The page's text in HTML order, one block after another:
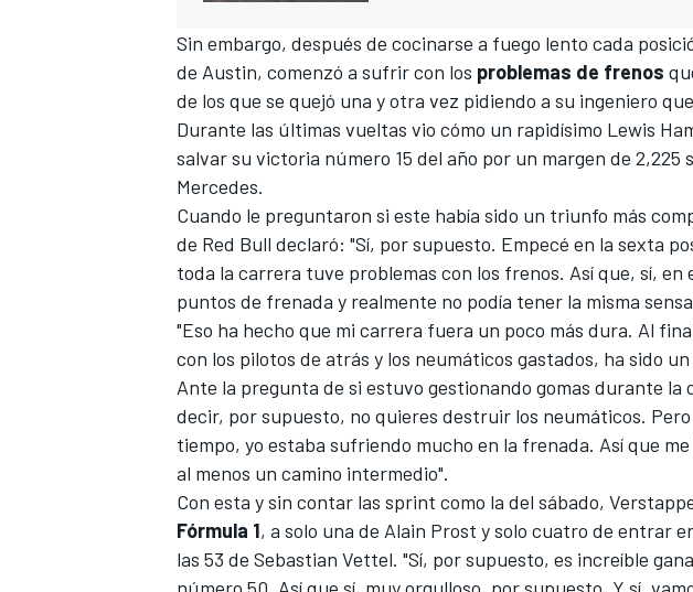
Sin embargo, después de cocinarse a fuego lento cada
de Austin, comenzó a sufrir con los problemas de frenos
de los que se quejó una y otra vez pidiendo a su ingeniero
Durante las últimas vueltas vio cómo un rapidísimo Lewis
salvar su victoria número 15 del año por un margen de 2,225
Mercedes.
Cuando le preguntaron si este había sido un triunfo más
de Red Bull declaró: "Sí, por supuesto. Empecé en la sexta
toda la carrera tuve problemas con los frenos. Así que, sí,
puntos de frenada y realmente no podía tener la misma
"Eso ha hecho que mi carrera fuera un poco más dura. Al
con los pilotos de atrás y los neumáticos gastados, ha sido
Ante la pregunta de si estuvo gestionando gomas durante
decir, por supuesto, no quieres destruir los neumáticos.
tiempo, yo estaba sufriendo mucho en la frenada. Así que
al menos un camino intermedio".
Con esta ysin contar las sprint como la del sábado,
Fórmula 1, a solo una de Alain Prost y solo cuatro de entrar
las 53 de Sebastian Vettel. "Sí, por supuesto, es increíble